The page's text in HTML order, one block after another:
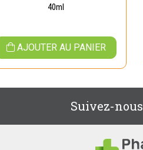
40ml
AJOUTER AU PANIER
Suivez-nous